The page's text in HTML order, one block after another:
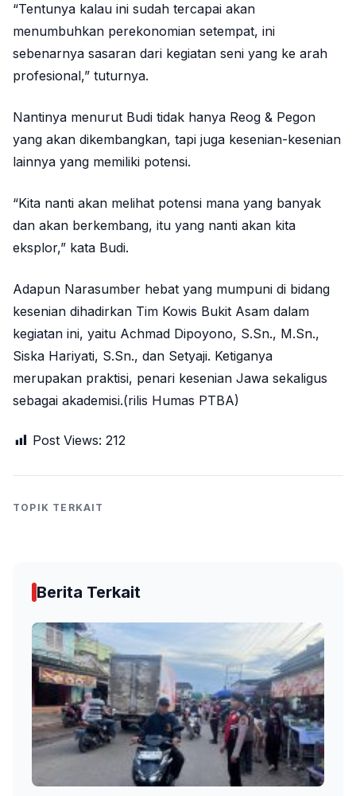
“Tentunya kalau ini sudah tercapai akan
menumbuhkan perekonomian setempat, ini
sebenarnya sasaran dari kegiatan seni yang ke arah
profesional,” tuturnya.
Nantinya menurut Budi tidak hanya Reog & Pegon
yang akan dikembangkan, tapi juga kesenian-kesenian
lainnya yang memiliki potensi.
“Kita nanti akan melihat potensi mana yang banyak
dan akan berkembang, itu yang nanti akan kita
eksplor,” kata Budi.
Adapun Narasumber hebat yang mumpuni di bidang
kesenian dihadirkan Tim Kowis Bukit Asam dalam
kegiatan ini, yaitu Achmad Dipoyono, S.Sn., M.Sn.,
Siska Hariyati, S.Sn., dan Setyaji. Ketiganya
merupakan praktisi, penari kesenian Jawa sekaligus
sebagai akademisi.(rilis Humas PTBA)
Post Views: 212
TOPIK TERKAIT
Berita Terkait